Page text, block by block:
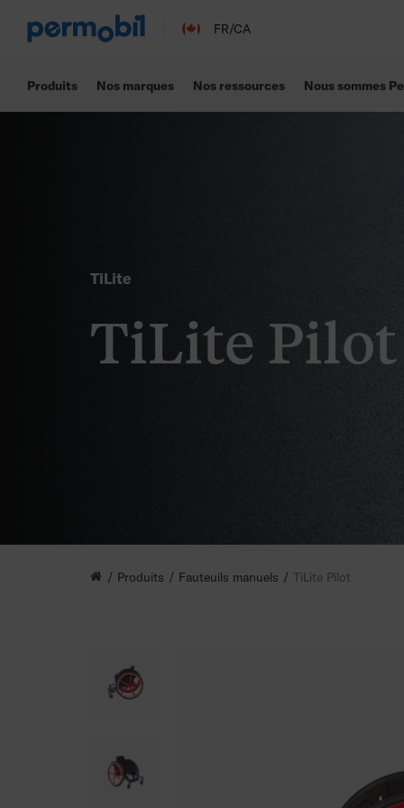
FR/CA
Produits Nos marques Nos ressources Nous sommes
TiLite
TiLite Pilot
Produits Fauteuils manuels TiLite Pilot